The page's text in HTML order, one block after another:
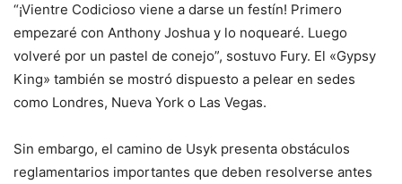
“¡Vientre Codicioso viene a darse un festín! Primero
empezaré con Anthony Joshua y lo noquearé. Luego
volveré por un pastel de conejo”, sostuvo Fury. El «Gypsy
King» también se mostró dispuesto a pelear en sedes
como Londres, Nueva York o Las Vegas.
Sin embargo, el camino de Usyk presenta obstáculos
reglamentarios importantes que deben resolverse antes